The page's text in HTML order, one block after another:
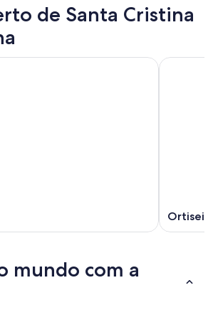
de Santa Cristina
Ortisei
mundo com a